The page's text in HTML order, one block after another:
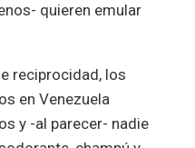
quieren emular
reciprocidad, los
en Venezuela
y -al parecer- nadie